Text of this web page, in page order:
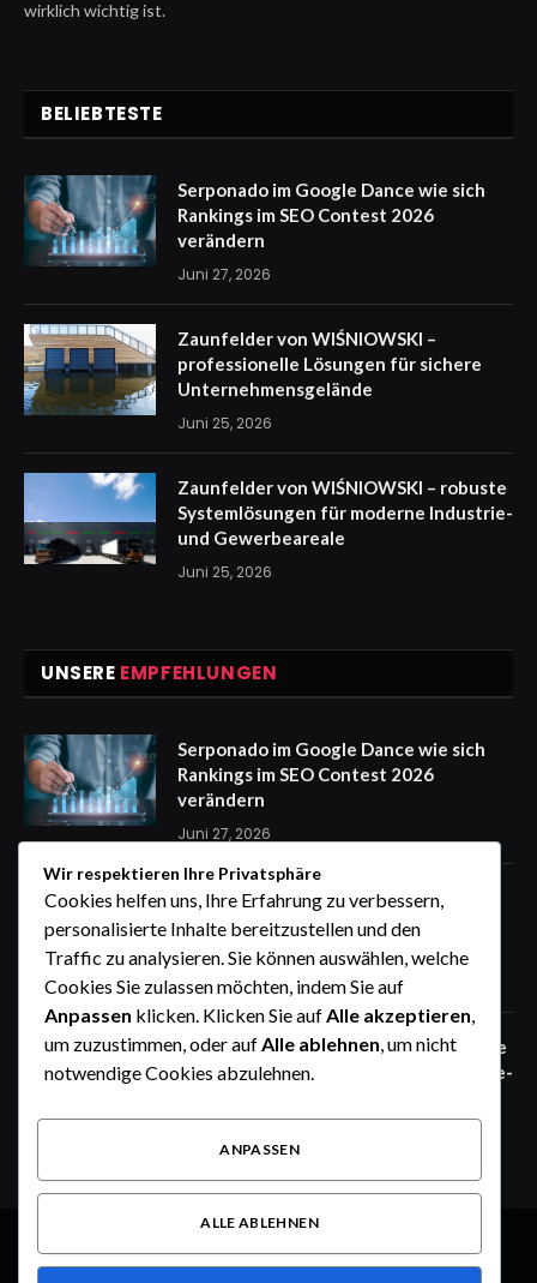
wirklich wichtig ist.
BELIEBTESTE
Serponado im Google Dance wie sich
Rankings im SEO Contest 2026
verändern
Juni 27, 2026
Zaunfelder von WIŚNIOWSKI –
professionelle Lösungen für sichere
Unternehmensgelände
Juni 25, 2026
Zaunfelder von WIŚNIOWSKI – robuste
Systemlösungen für moderne Industrie-
und Gewerbeareale
Juni 25, 2026
UNSERE EMPFEHLUNGEN
Serponado im Google Dance wie sich
Rankings im SEO Contest 2026
verändern
Juni 27, 2026
Zaunfelder von WIŚNIOWSKI –
professionelle Lösungen für sichere
Unternehmensgelände
Juni 25, 2026
Zaunfelder von WIŚNIOWSKI – robuste
Systemlösungen für moderne Industrie-
© 2026 Alle Rechte vorbehalten.Heute im Fokus
Wir respektieren Ihre Privatsphäre
Cookies helfen uns, Ihre Erfahrung zu verbessern,
personalisierte Inhalte bereitzustellen und den
Traffic zu analysieren. Sie können auswählen, welche
Cookies Sie zulassen möchten, indem Sie auf
Anpassen klicken. Klicken Sie aufAlle akzeptieren,
um zuzustimmen, oder aufAlle ablehnen, um nicht
notwendige Cookies abzulehnen.
ANPASSEN
ALLE ABLEHNEN